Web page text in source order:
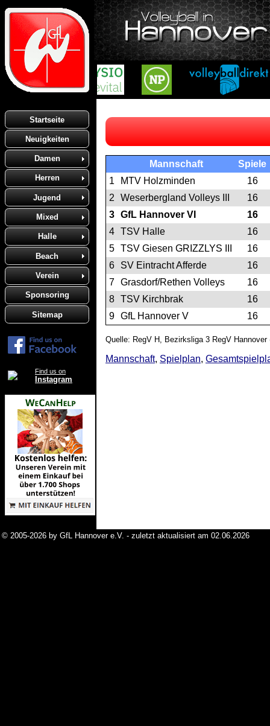
Startseite
Neuigkeiten
Damen
Herren
Jugend
Mixed
Halle
Beach
Verein
Sponsoring
Sitemap
Find us on
Instagram
Mannschaft
Spiele
1
MTV Holzminden
16
2
Weserbergland Volleys III
16
3 GfL Hannover VI
16
4 TSV Halle
16
5 TSV Giesen GRIZZLYS III
16
6
SV Eintracht Afferde
16
7 Grasdorf/Rethen Volleys
16
8 TSV Kirchbrak
16
9 GfL Hannover V 16
Quelle: RegV H, Bezirksliga 3 RegV
Mannschaft, Spielplan,
© 2005-2026 by GfL Hannover e.V. - zuletzt aktualisiert am 02.06.2026